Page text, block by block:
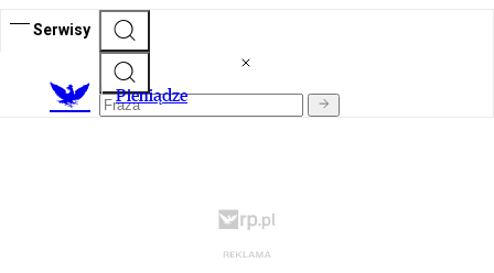
Serwisy
Pieniądze